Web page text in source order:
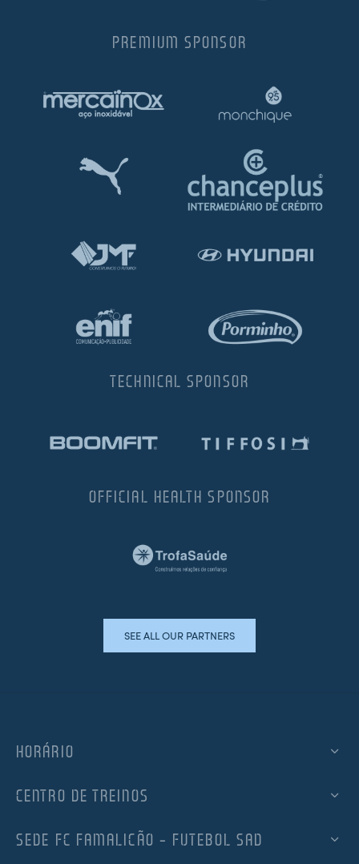
PREMIUM SPONSOR
TECHNICAL SPONSOR
OFFICIAL HEALTH SPONSOR
SEE ALL OUR PARTNERS
HORÁRIO
CENTRO DE TREINOS
SEDE FC FAMALICÃO – FUTEBOL SAD